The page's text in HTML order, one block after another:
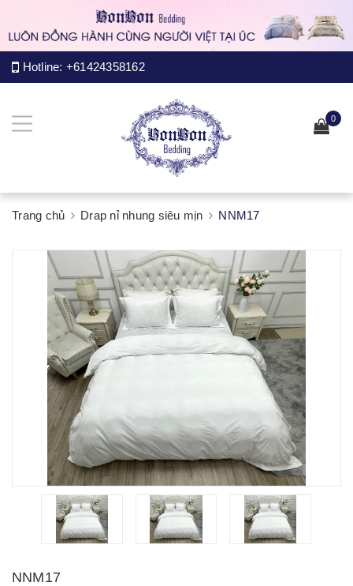
Hotline: +61424358162
0
Trang chủ Drap nỉ nhung siêu mịn NNM17
NNM17